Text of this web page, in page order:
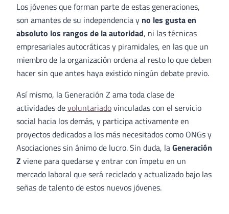
Los jóvenes que forman parte de estas generaciones,
son amantes de su independencia y no les gusta en
absoluto los rangos de la autoridad, ni las técnicas
empresariales autocráticas y piramidales, en las que un
miembro de la organización ordena al resto lo que deben
hacer sin que antes haya existido ningún debate previo.
Así mismo, la Generación Z ama toda clase de
actividades devoluntariadovinculadas con el servicio
social hacia los demás, y participa activamente en
proyectos dedicados a los más necesitados como ONGs y
Asociaciones sin ánimo de lucro. Sin duda, laGeneración
Z viene para quedarse y entrar con ímpetu en un
mercado laboral que será reciclado y actualizado bajo las
señas de talento de estos nuevos jóvenes.